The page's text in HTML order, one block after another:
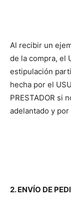
Al recibir un
de la compra, el
estipulación
hecha por el
PRESTADOR si
adelantado y por
2. ENVÍO DE